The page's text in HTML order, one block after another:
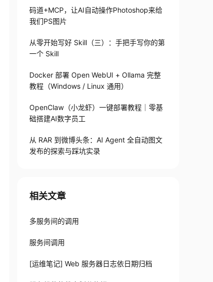
码道+MCP，让AI自动操作Photoshop来给
我们PS图片
从零开始写好 Skill（三）：手把手写你的第
一个 Skill
Docker 部署 Open WebUI + Ollama 完整
教程（Windows / Linux 通用）
OpenClaw（小龙虾）一键部署教程｜零基
础搭建AI数字员工
从 RAR 到微博头条：AI Agent 全自动图文
发布的探索与踩坑实录
相关文章
多服务间的调用
服务间调用
[运维笔记] Web 服务器日志依日期归档